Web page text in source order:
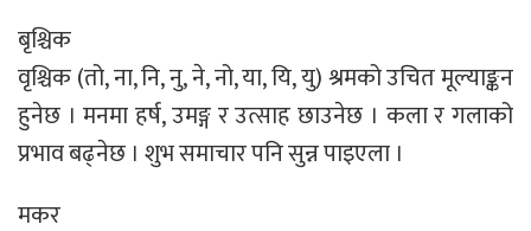
बृश्चिक
वृश्चिक (तो, ना, नि, नु, ने, नो, या, यि, यु) श्रमको उचित मूल्याङ्कन
हुनेछ । मनमा हर्ष, उमङ्ग र उत्साह छाउनेछ । कला र गलाको
प्रभाव बढ्नेछ । शुभ समाचार पनि सुन्न पाइएला ।
मकर